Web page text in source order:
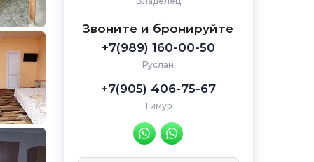
Звоните и бронируйте
+7(989) 160-00-50
Руслан
+7(905) 406-75-67
Тимур